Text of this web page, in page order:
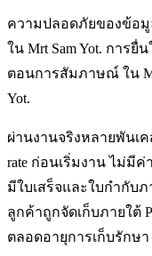
ความปลอดภัยของข้อมู
ใน Mrt Sam Yot. การยื่
ตอนการสัมภาษณ์ ใน
Yot.
ผ่านงานจริงหลายพันเค
rate ก่อนเริ่มงาน ไม่มี
มีใบเสร็จและใบกำกับ
ลูกค้าถูกจัดเก็บภายใต้
ตลอดอายุการเก็บรักษา